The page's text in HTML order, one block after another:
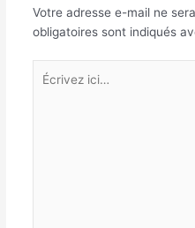
Votre adresse e-mail ne
obligatoires sont indiqués
Écrivez
ici…